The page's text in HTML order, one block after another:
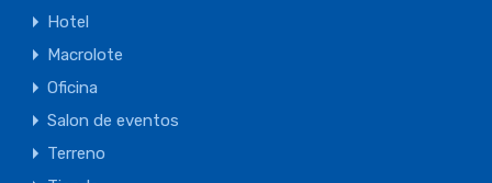
Hotel
Macrolote
Oficina
Salon de eventos
Terreno